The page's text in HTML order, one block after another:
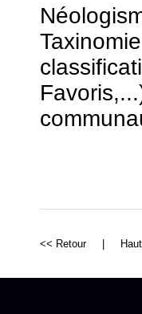
<< Retour